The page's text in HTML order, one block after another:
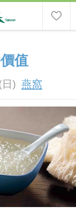
值
) 燕窩